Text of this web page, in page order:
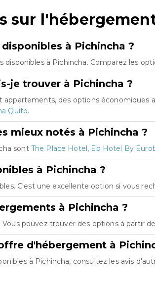
sur
à Pichincha ?
à Pichincha. Comparez les
je trouver à Pichincha ?
des options
Quito.
mieux notés à Pichincha ?
sont The Place Hotel, Eb Hotel By
à Pichincha ?
C'est une excellente option si vous
à Pichincha ?
pouvez trouver des options à partir
d'hébergement à
à Pichincha, consultez les avis